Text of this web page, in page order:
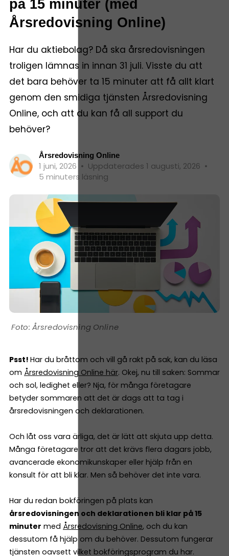
på 15 minuter (med
Årsredovisning Online)
Har du aktiebolag? Då ska årsredovisningen
troligen lämnas in innan 31 juli. Visste du att
det bara behöver ta 15 minuter att få allt klart
genom den smidiga tjänsten Årsredovisning
Online, och att du kan få all support du
behöver?
Årsredovisning Online
1 juni, 2026 • Uppdaterades 1 augusti, 2026 •
5 minuters läsning
Årsredovisning Online
Psst! Har du bråttom och vill gå rakt på sak, kan du läsa
om Årsredovisning Online här. Okej, nu till saken: Sommar
och sol, ledighet eller? Nja, för många företagare
betyder sommaren att det är dags att ta tag i
årsredovisningen och deklarationen.
Och låt oss vara ärliga, det är lätt att skjuta upp detta.
Många företagare tror att det krävs flera dagars jobb,
avancerade ekonomikunskaper eller hjälp från en
konsult för att bli klar. Men så behöver det inte vara.
Har du redan bokföringen på plats kan
årsredovisningen och deklarationen bli klar på 15
minuter med Årsredovisning Online, och du kan
dessutom få hjälp om du behöver. Dessutom fungerar
tjänsten oavsett vilket bokföringsprogram du har.